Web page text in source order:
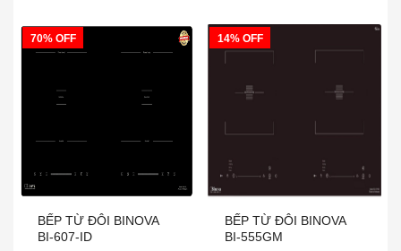
70% OFF
BẾP TỪ ĐÔI BINOVA
BI-607-ID
14% OFF
BẾP TỪ ĐÔI BINOVA
BI-555GM